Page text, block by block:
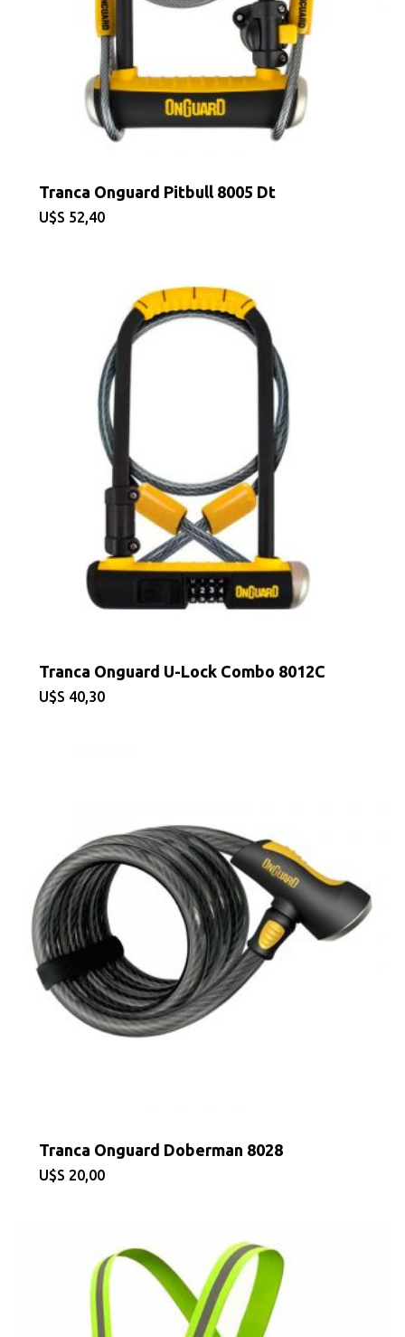
Tranca Onguard Pitbull 8005 Dt
$ 52,40
Tranca Onguard U-Lock Combo 8012C
$ 40,30
Tranca Onguard Doberman 8028
$ 20,00